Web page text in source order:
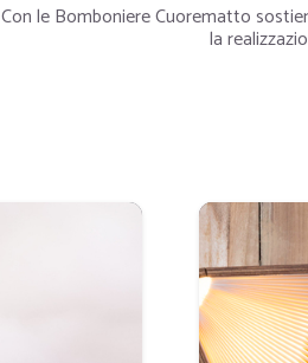
Con le Bomboniere Cuorematto
la